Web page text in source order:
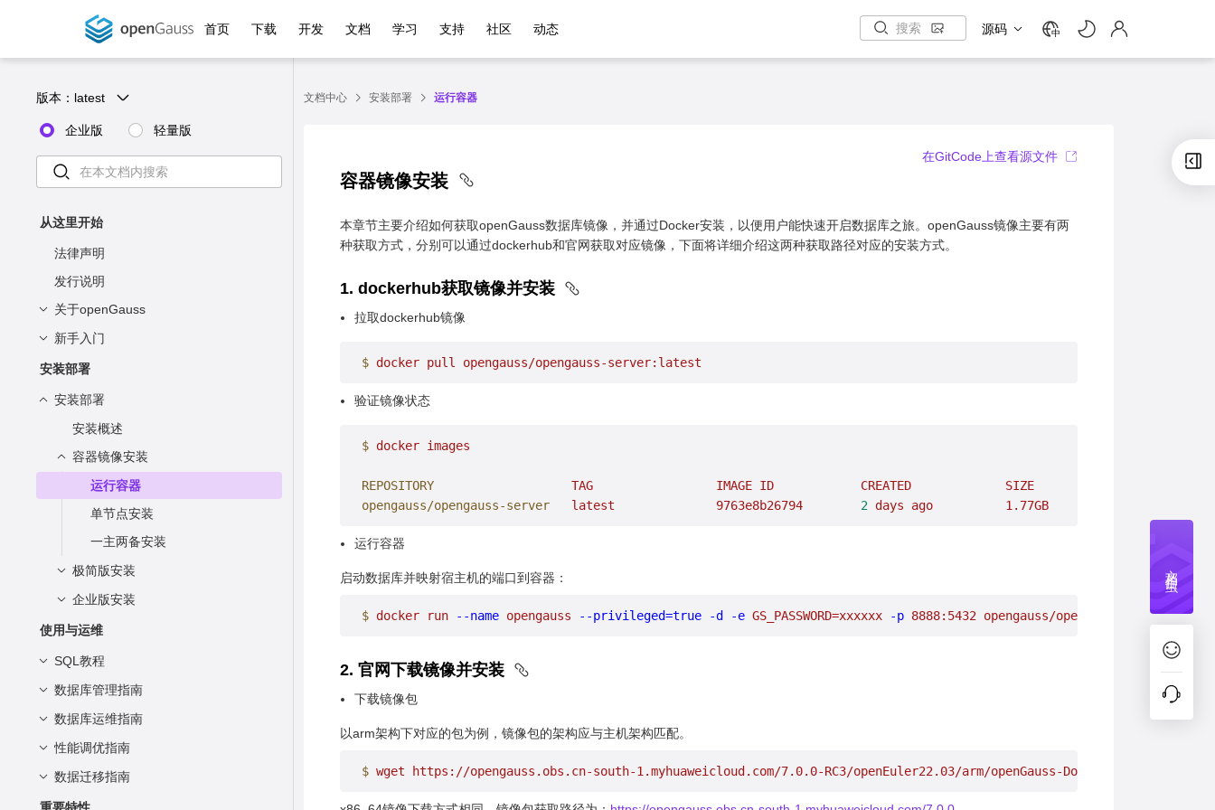
首页 下载 开发 文档 学习 支持 社区 动态 源码 中
版本： latest
企业版 轻量版
从这里开始
法律声明
发行说明
关于openGauss
简介
版本能力矩阵
部署方案
典型组网
运行环境
技术指标
参与贡献
新手入门
了解openGauss
安装openGauss
安装准备
单节点容器化安装
单节点服务器安装
访问openGauss
概述
使用gsql访问openGauss
使用应用程序访问openGauss
C/C++ (ODBC)
C/C++ (libpq)
Java
使用openGauss
安装部署
安装部署
安装概述
容器镜像安装
运行容器
单节点安装
一主两备安装
极简版安装
获取安装包
准备软硬件安装环境
服务器安装
单节点安装
一主一备节点安装
容器安装
单节点安装
一主两备不带cm安装
CM安装
RPM安装
deb包安装
企业版安装
了解安装流程
获取安装包
准备软硬件安装环境
了解安装用户及用户组
安装前置操作
安装openGauss
使用与运维
SQL教程
openGauss SQL
SQL语言基础
基本概念
语法
Schema
概览
SQL语法
表达式
数据库管理指南
基础概念
数据存储管理
存储结构
数据库部署方案
创建和管理数据库
数据库运维指南
启停openGauss
查看状态
例行维护
性能调优指南
总体调优思路
确定性能调优范围
数据迁移指南
MySQL迁移
文档中心 安装部署 运行容器
容器镜像安装
本章节主要介绍如何获取openGauss数据库镜像，并通过Docker安装，以便用户能快速开启数据库之旅。openGauss镜像主要有两
种获取方式，分别可以通过dockerhub和官网获取对应镜像，下面将详细介绍这两种获取路径对应的安装方式。
1. dockerhub获取镜像并安装
拉取dockerhub镜像
$ docker pull opengauss/opengauss-server:latest
验证镜像状态
$ docker images
REPOSITORY
                   TAG
                 IMAGE
ID
            CREATED
             SIZE
opengauss/opengauss-server
   latest
              9763e8b26794
        2
days ago
          1.77GB
运行容器
启动数据库并映射宿主机的端口到容器：
$ docker run --name opengauss --privileged=true -d -e GS_PASSWORD=xxxxxx -p 8888:5432 opengauss/opengauss-
2. 官网下载镜像并安装
下载镜像包
以arm架构下对应的包为例，镜像包的架构应与主机架构匹配。
$ wget https://opengauss.obs.cn-south-1.myhuaweicloud.com/7.0.0-RC3/openEuler22.03/arm/openGauss-Docker-7.0.0-RC3-
在GitCode上查看源文件